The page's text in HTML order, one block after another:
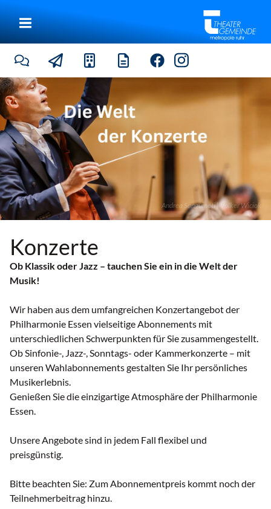
Andrea Sanguineti | Volker Wiciok
Konzerte
Ob Klassik oder Jazz – tauchen Sie ein in die Welt der
Musik!
Wir haben aus dem umfangreichen Konzertangebot der
Philharmonie Essen vielseitige Abonnements mit
unterschiedlichen Schwerpunkten für Sie zusammengestellt.
Ob Sinfonie-, Jazz-, Sonntags- oder Kammerkonzerte – mit
unseren Wahlabonnements gestalten Sie Ihr persönliches
Musikerlebnis.
Genießen Sie die einzigartige Atmosphäre der Philharmonie
Essen.
Unsere Angebote sind in jedem Fall flexibel und
preisgünstig.
Bitte beachten Sie: Zum Abonnementpreis kommt noch der
Teilnehmerbeitrag hinzu.